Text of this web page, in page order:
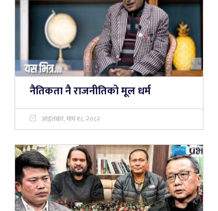
नैतिकता नै राजनीतिको मूल धर्म
आइतबार, माघ १८, २०८२